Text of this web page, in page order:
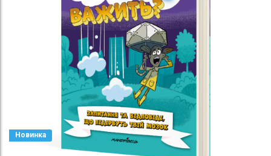
Новинка